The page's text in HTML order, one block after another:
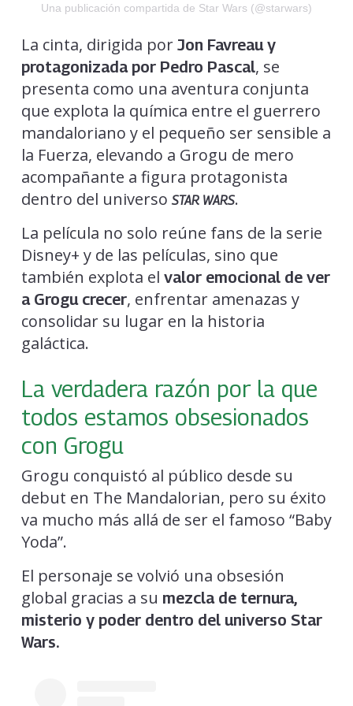
Una publicación compartida de Star Wars (@starwars)
La cinta, dirigida porJon Favreau y
protagonizada por Pedro Pascal, se
presenta como una aventura conjunta
que explota la química entre el guerrero
mandaloriano y el pequeño ser sensible a
la Fuerza, elevando a Grogu de mero
acompañante a figura protagonista
dentro del universo STAR WARS.
La película no solo reúne fans de la serie
Disney+ y de las películas, sino que
también explota el valor emocional de ver
a Grogu crecer, enfrentar amenazas y
consolidar su lugar en la historia
galáctica.
La verdadera razón por la que
todos estamos obsesionados
con Grogu
Grogu conquistó al público desde su
debut en The Mandalorian, pero su éxito
va mucho más allá de ser el famoso “Baby
Yoda”.
El personaje se volvió una obsesión
global gracias a su mezcla de ternura,
misterio y poder dentro del universo Star
Wars.